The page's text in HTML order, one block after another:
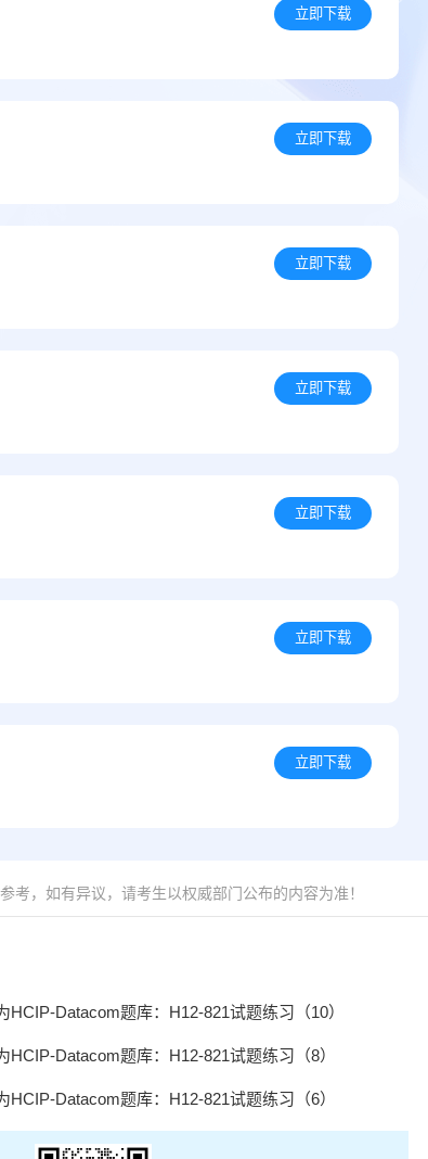
立即下载
立即下载
立即下载
立即下载
立即下载
立即下载
立即下载
，如有异议，请考生以权威部门公布的内容为准！
HCIP-Datacom题库：H12-821试题练习（10）
HCIP-Datacom题库：H12-821试题练习（8）
HCIP-Datacom题库：H12-821试题练习（6）